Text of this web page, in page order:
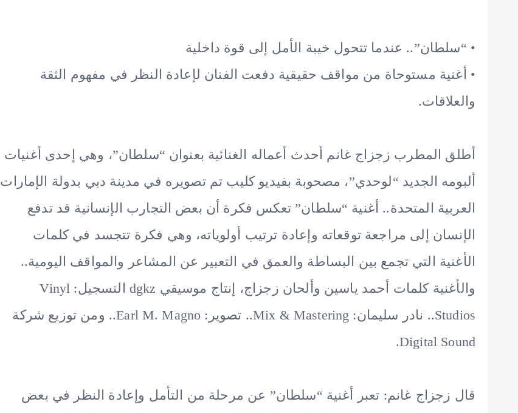
• “سلطان”.. عندما تتحول خيبة الأمل إلى قوة داخلية
• أغنية مستوحاة من مواقف حقيقية دفعت الفنان لإعادة النظر في مفهوم الثقة
والعلاقات.
أطلق المطرب زجزاج غانم أحدث أعماله الغنائية بعنوان “سلطان”، وهي إحدى أغنيات
ألبومه الجديد “لوحدي”، مصحوبة بفيديو كليب تم تصويره في مدينة دبي بدولة الإمارات
العربية المتحدة.. أغنية “سلطان” تعكس فكرة أن بعض التجارب الإنسانية قد تدفع
الإنسان إلى مراجعة توقعاته وإعادة ترتيب أولوياته، وهي فكرة تتجسد في كلمات
الأغنية التي تجمع بين البساطة والعمق في التعبير عن المشاعر والمواقف اليومية..
والأغنية كلمات أحمد ياسين وألحان زجزاج، إنتاج موسيقي dgkz التسجيل: Vinyl
Studios.. نادر سليمان: Mix & Mastering.. تصوير: Earl M. Magno.. ومن توزيع شركة
Digital Sound.
قال زجزاج غانم: تعبر أغنية “سلطان” عن مرحلة من التأمل وإعادة النظر في بعض